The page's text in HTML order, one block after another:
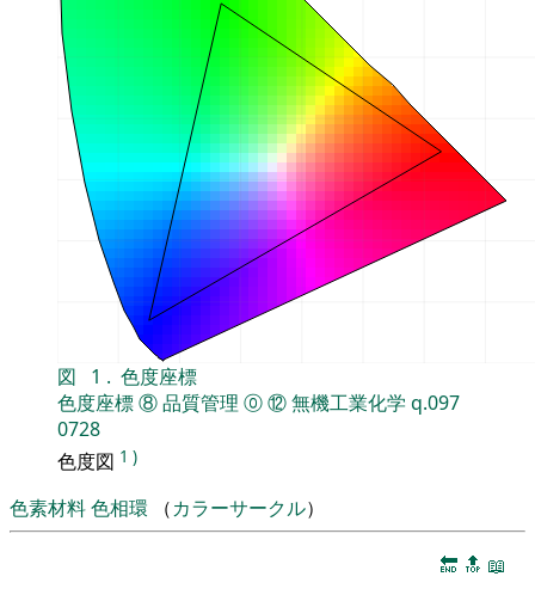
図 1 . 色度座標
色度座標⑧品質管理 ⓪⑫無機工業化学 q.097
0728
色度図 1 )
色素材料色相環 （カラーサークル）
🔚 🔝 📖